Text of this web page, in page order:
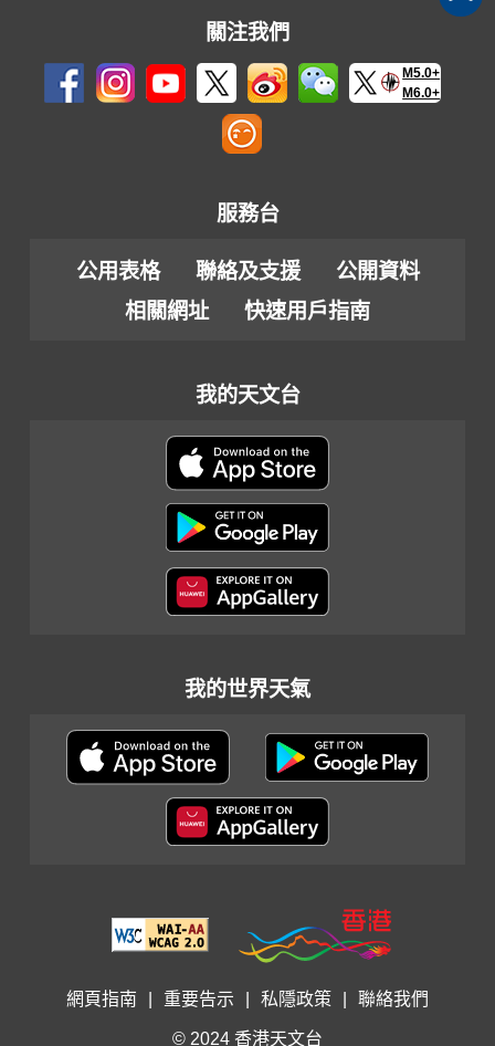
關注我們
M5.0+
M6.0+
服務台
公用表格 聯絡及支援
公開資料
相關網址
快速用戶指南
我的天文台
我的世界天氣
網頁指南 重要告示 私隱政策 聯絡我們
© 2024 香港天文台